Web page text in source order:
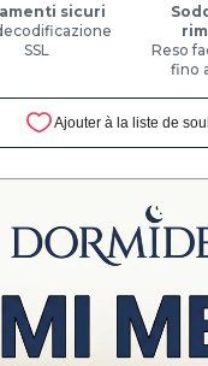
sicuri
SSL
Reso
fino